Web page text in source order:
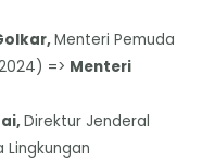
Menteri Pemuda
=> Menteri
Direktur Jenderal
Lingkungan